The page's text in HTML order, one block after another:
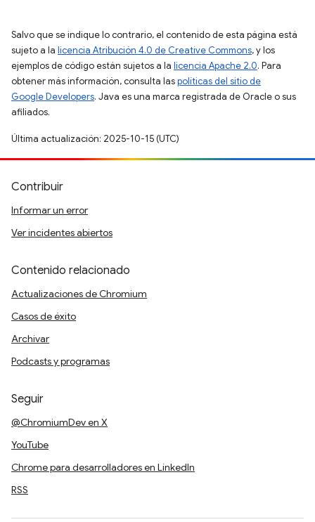
Salvo que se indique lo contrario, el contenido de esta página está
sujeto a la licencia Atribución 4.0 de Creative Commons, y los
ejemplos de código están sujetos a la licencia Apache 2.0. Para
obtener más información, consulta laspolíticas del sitio de
Google Developers. Java es una marca registrada de Oracle o sus
afiliados.
Última actualización: 2025-10-15 (UTC)
Contribuir
Informar un error
Ver incidentes abiertos
Contenido relacionado
Actualizaciones de Chromium
Casos de éxito
Archivar
Podcasts y programas
Seguir
@ChromiumDev en X
YouTube
Chrome para desarrolladores en LinkedIn
RSS